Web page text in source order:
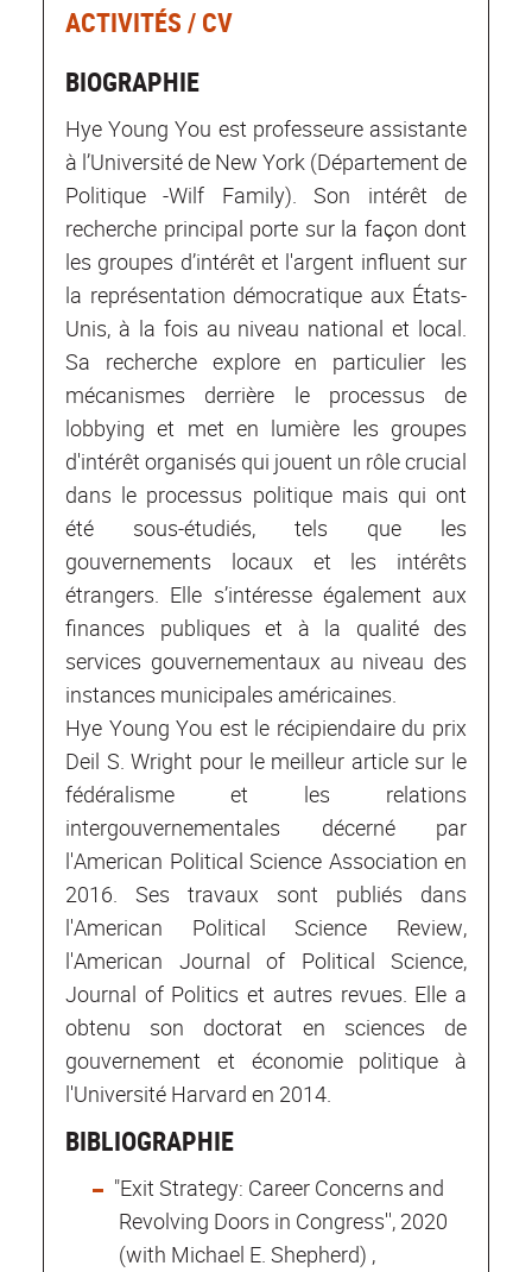
ACTIVITÉS / CV
BIOGRAPHIE
Hye Young You est professeure assistante
à l’Université de New York (Département de
Politique -Wilf Family). Son intérêt de
recherche principal porte sur la façon dont
les groupes d’intérêt et l'argent influent sur
la représentation démocratique aux États-
Unis, à la fois au niveau national et local.
Sa recherche explore en particulier les
mécanismes derrière le processus de
lobbying et met en lumière les groupes
d'intérêt organisés qui jouent un rôle crucial
dans le processus politique mais qui ont
été sous-étudiés, tels que les
gouvernements locaux et les intérêts
étrangers. Elle s’intéresse également aux
finances publiques et à la qualité des
services gouvernementaux au niveau des
instances municipales américaines.
Hye Young You est le récipiendaire du prix
Deil S. Wright pour le meilleur article sur le
fédéralisme et les relations
intergouvernementales décerné par
l'American Political Science Association en
2016. Ses travaux sont publiés dans
l'American Political Science Review,
l'American Journal of Political Science,
Journal of Politics et autres revues. Elle a
obtenu son doctorat en sciences de
gouvernement et économie politique à
l'Université Harvard en 2014.
BIBLIOGRAPHIE
"Exit Strategy: Career Concerns and
Revolving Doors in Congress'', 2020
(with Michael E. Shepherd) ,